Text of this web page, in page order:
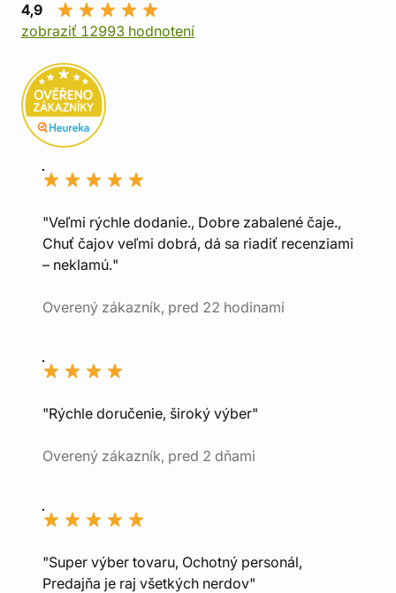
4,9
zobraziť 12993 hodnotení
"Veľmi rýchle dodanie., Dobre zabalené čaje.,
Chuť čajov veľmi dobrá, dá sa riadiť recenziami
– neklamú."
Overený zákazník, pred 22 hodinami
"Rýchle doručenie, široký výber"
Overený zákazník, pred 2 dňami
"Super výber tovaru, Ochotný personál,
Predajňa je raj všetkých nerdov"